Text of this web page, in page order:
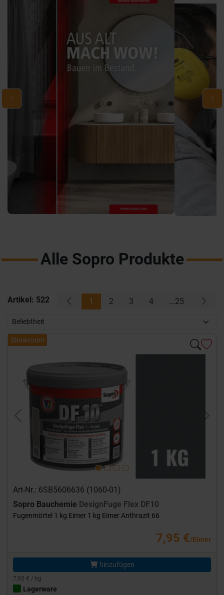
Alle Sopro Produkte
Artikel: 522 1 2 3 4 ...25
Showroom
Previous Next
Art-Nr.: 6SB5606636 (1060-01)
Sopro Bauchemie DesignFuge Flex DF10
Fugenmörtel 1 kg Eimer 1 kg Eimer Anthrazit 66
7,95 €/Eimer
hinzufügen
7,95 € / kg
Lagerware